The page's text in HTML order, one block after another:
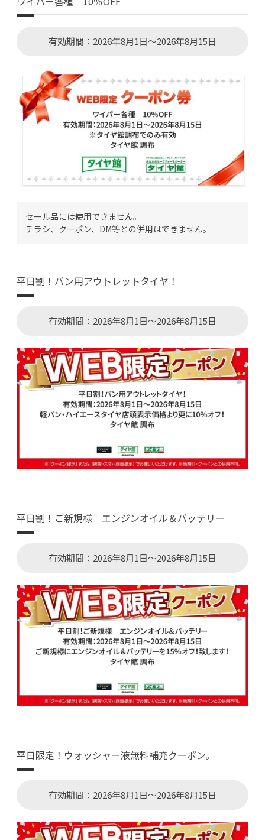
有効期間：2026年8月1日～2026年8月15日
セール品には使用できません。
チラシ、クーポン、DM等との併用はできません。
平日割！バン用アウトレットタイヤ！
有効期間：2026年8月1日～2026年8月15日
平日割！ご新規様 エンジンオイル＆バッテリー
有効期間：2026年8月1日～2026年8月15日
平日限定！ウォッシャー液無料補充クーポン。
有効期間：2026年8月1日～2026年8月15日